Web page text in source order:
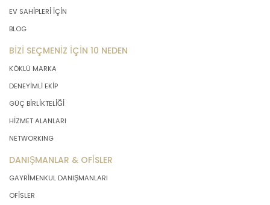
EV SAHİPLERİ İÇİN
BLOG
BİZİ SEÇMENİZ İÇİN 10 NEDEN
KÖKLÜ MARKA
DENEYİMLİ EKİP
GÜÇ BİRLİKTELİĞİ
HİZMET ALANLARI
NETWORKING
DANIŞMANLAR & OFİSLER
GAYRİMENKUL DANIŞMANLARI
OFİSLER